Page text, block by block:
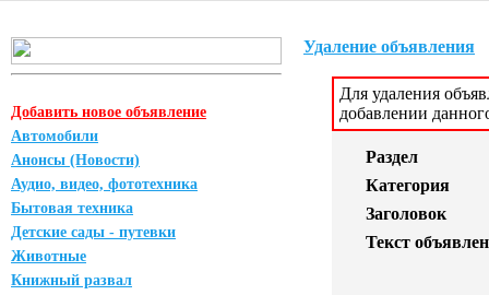
Добавить новое объявление
Автомобили
Анонсы (Новости)
Аудио, видео, фототехника
Бытовая техника
Детские сады - путевки
Животные
Книжный развал
Удаление объявления
Для удаления
добавлении
Раздел
Категория
Заголовок
Текст